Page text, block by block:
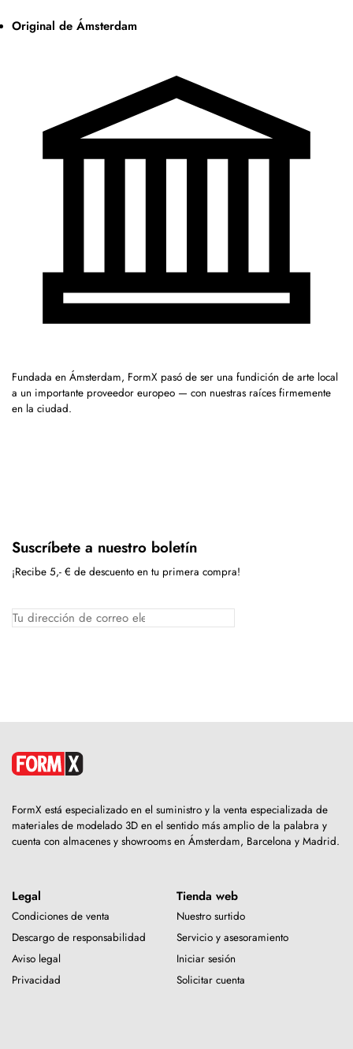
Original de Ámsterdam
Fundada en Ámsterdam, FormX pasó de ser una fundición de arte local
a un importante proveedor europeo — con nuestras raíces firmemente
en la ciudad.
Suscríbete a nuestro boletín
¡Recibe 5,- € de descuento en tu primera compra!
FormX está especializado en el suministro y la venta especializada de
materiales de modelado 3D en el sentido más amplio de la palabra y
cuenta con almacenes y showrooms en Ámsterdam, Barcelona y Madrid.
Legal
Condiciones de venta
Descargo de responsabilidad
Aviso legal
Privacidad
Tienda web
Nuestro surtido
Servicio y asesoramiento
Iniciar sesión
Solicitar cuenta